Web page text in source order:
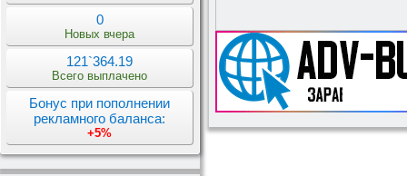
0
Новых вчера
121`364.19
Всего выплачено
Бонус при пополнении
рекламного баланса:
+5%